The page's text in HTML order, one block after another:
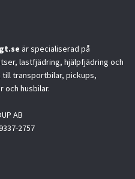
är specialiserad på
lastfjädring, hjälpfjädring och
till transportbilar, pickups,
och husbilar.
AB
2757